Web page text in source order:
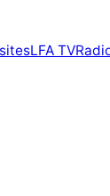
LFA TV